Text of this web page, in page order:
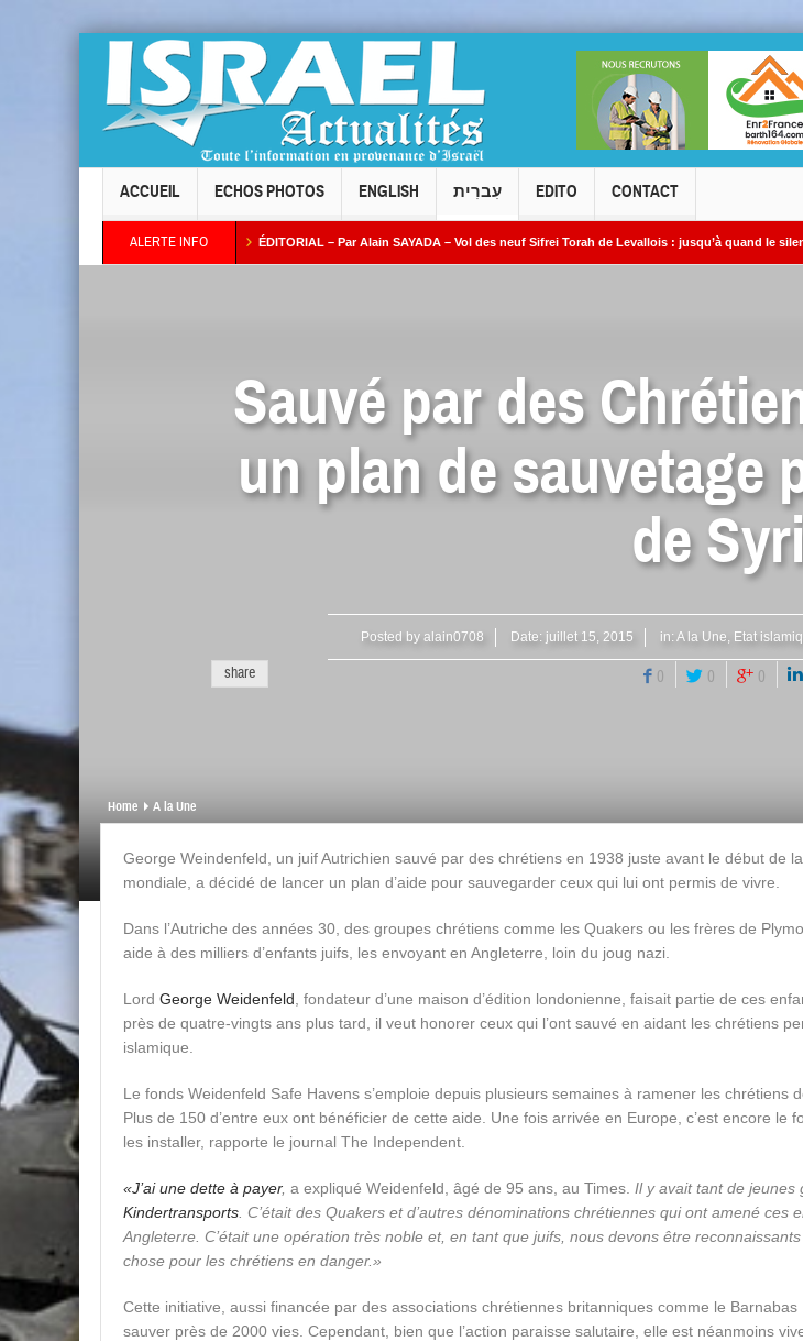
ACCUEIL ECHOS PHOTOS ENGLISH עִברִית EDITO CONTACT
ALERTE INFO
Taïeb par Alain AZRIA ÉDITORIAL – Par Alain SAYADA – Vol des neuf Sifrei Torah de Levallois : jusqu’à quand le silence ? Que
Sauvé par des
un plan de sauvetage
de
Posted by alain0708 Date: juillet 15, 2015 in: A la Une, Etat
share 0 0 0
Home A la Une
George Weindenfeld, un juif Autrichien sauvé par des chrétiens en 1938 juste avant le début de
mondiale, a décidé de lancer un plan d’aide pour sauvegarder ceux qui lui ont permis de vivre.
Dans l’Autriche des années 30, des groupes chrétiens comme les Quakers ou les frères de
aide à des milliers d’enfants juifs, les envoyant en Angleterre, loin du joug nazi.
Lord George Weidenfeld , fondateur d’une maison d’édition londonienne, faisait partie de ces
près de quatre-vingts ans plus tard, il veut honorer ceux qui l’ont sauvé en aidant les chrétiens
islamique.
Le fonds Weidenfeld Safe Havens s’emploie depuis plusieurs semaines à ramener les chrétiens
Plus de 150 d’entre eux ont bénéficier de cette aide. Une fois arrivée en Europe, c’est encore le
les installer, rapporte le journal The Independent.
«J’ai une dette à payer, a expliqué Weidenfeld, âgé de 95 ans, au Times. Il y avait tant de jeunes
Kindertransports . C’était des Quakers et d’autres dénominations chrétiennes qui ont amené ces
Angleterre. C’était une opération très noble et, en tant que juifs, nous devons être
chose pour les chrétiens en danger.»
Cette initiative, aussi financée par des associations chrétiennes britanniques comme le
sauver près de 2000 vies. Cependant, bien que l’action paraisse salutaire, elle est néanmoins